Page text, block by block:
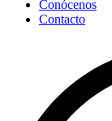
Conócenos
Contacto